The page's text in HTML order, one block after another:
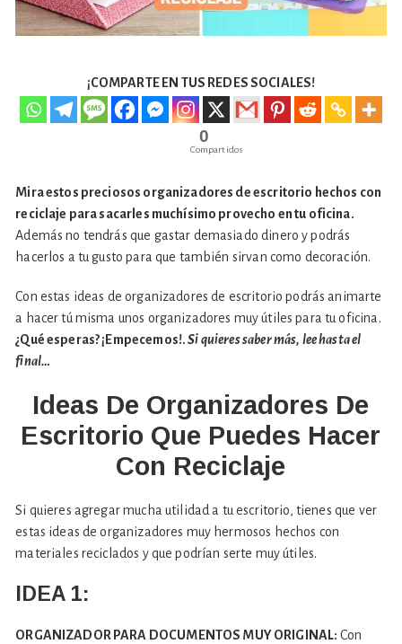
¡COMPARTE EN TUS REDES SOCIALES!
0
Compartidos
Mira estos preciosos organizadores de escritorio hechos con
reciclaje para sacarles muchísimo provecho en tu oficina.
Además no tendrás que gastar demasiado dinero y podrás
hacerlos a tu gusto para que también sirvan como decoración.
Con estas ideas de organizadores de escritorio podrás animarte
a hacer tú misma unos organizadores muy útiles para tu oficina.
¿Qué esperas? ¡Empecemos!.Si quieres saber más, lee hasta el
final…
Ideas De Organizadores De
Escritorio Que Puedes Hacer
Con Reciclaje
Si quieres agregar mucha utilidad a tu escritorio, tienes que ver
estas ideas de organizadores muy hermosos hechos con
materiales reciclados y que podrían serte muy útiles.
IDEA 1:
ORGANIZADOR PARA DOCUMENTOS MUY ORIGINAL: Con